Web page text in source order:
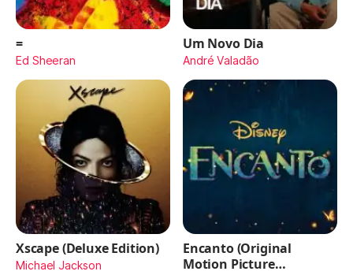
=
Ed Sheeran
Um Novo Dia
André Valadão
Xscape (Deluxe Edition)
Michael Jackson
Encanto (Original
Motion Picture